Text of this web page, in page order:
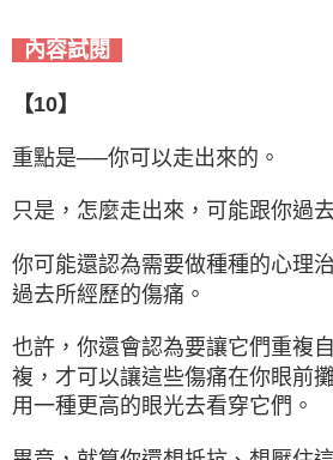
內容試閱
【10】
重點是──你可以走出來的。
只是，怎麼走出來，可能跟你過
你可能還認為需要做種種的心理
過去所經歷的傷痛。
也許，你還會認為要讓它們重複
複，才可以讓這些傷痛在你眼前
用一種更高的眼光去看穿它們。